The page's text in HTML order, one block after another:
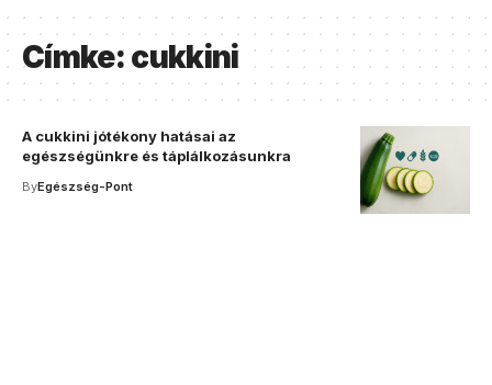
Címke: cukkini
A cukkini jótékony hatásai az
egészségünkre és táplálkozásunkra
ByEgészség-Pont